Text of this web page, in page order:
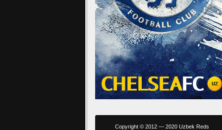
Copyright © 2012 — 2020 Uzbek Reds